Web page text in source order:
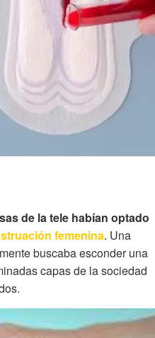
de la tele habían optado
femenina. Una
buscaba esconder una
capas de la sociedad